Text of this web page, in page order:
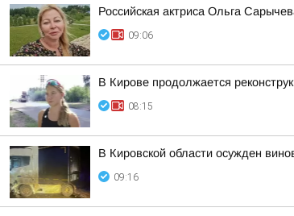
Российская актриса Ольга
09:06
В Кирове продолжается
08:15
В Кировской области осужден
09:16